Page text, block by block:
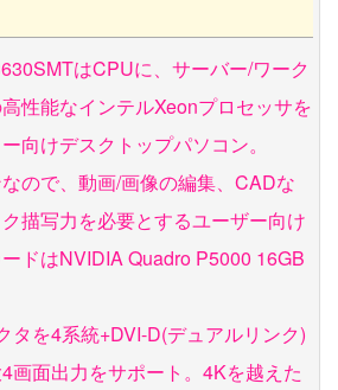
はCPUに、サーバー/ワーク
性能なインテルXeonプロセッサを
向けデスクトップパソコン。
ので、動画/画像の編集、CADな
描写力を必要とするユーザー向け
ドはNVIDIA Quadro P5000 16GB
タを4系統+DVI-D(デュアルリンク)
画面出力をサポート。4Kを越えた